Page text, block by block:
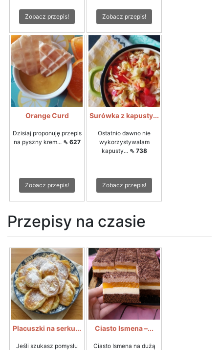
Zobacz przepis! Zobacz przepis!
Orange Curd
Dzisiaj proponuję przepis
na pyszny krem... ⇖ 627
Zobacz przepis!
Surówka z kapusty...
Ostatnio dawno nie
wykorzystywałam
kapusty... ⇖ 738
Zobacz przepis!
Przepisy na czasie
Placuszki na serku...
Jeśli szukasz pomysłu
Ciasto Ismena –...
Ciasto Ismena na dużą